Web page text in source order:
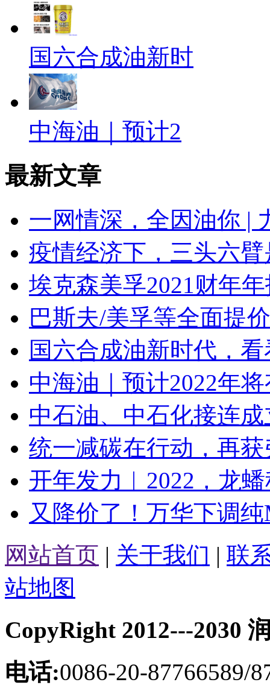
国六合成油新时
中海油｜预计2
最新文章
一网情深，全因油你 |
疫情经济下，三头六
埃克森美孚2021财年
巴斯夫/美孚等全面提
国六合成油新时代，
中海油｜预计2022年
中石油、中石化接连
统一减碳在行动，再
开年发力︱2022，龙
又降价了！万华下调
网站首页 | 关于我们 | 联
站地图
CopyRight 2012---2030
电话:0086-20-87766589/